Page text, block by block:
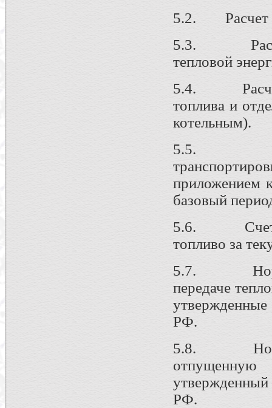
5.2. Расчет
5.3. Расчет
тепловой
5.4. Расчеты
топлива и
котельным).
5.5.
приложением
базовый
5.6. Счета
топливо за
5.7.
передаче
РФ.
5.8.
отпущенную
РФ.